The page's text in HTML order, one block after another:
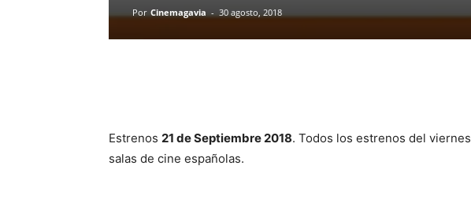
Por Cinemagavia - 30 agosto, 2018
Estrenos 21 de Septiembre 2018. Todos los estrenos del viernes
salas de cine españolas.